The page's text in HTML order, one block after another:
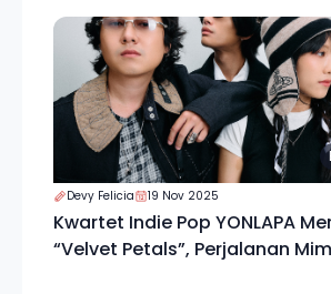
Devy Felicia 19 Nov 2025
Kwartet Indie Pop YONLAPA
“Velvet Petals”, Perjalanan